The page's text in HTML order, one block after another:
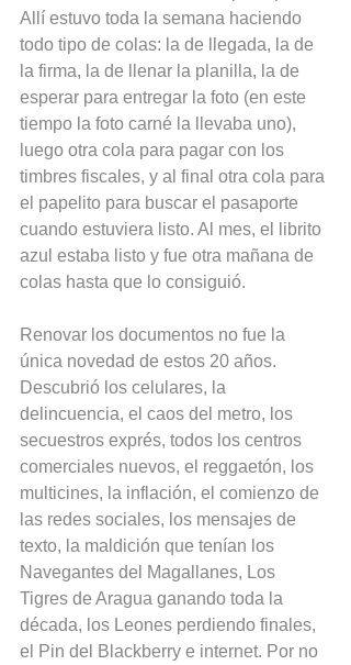
Allí estuvo toda la semana haciendo
todo tipo de colas: la de llegada, la de
la firma, la de llenar la planilla, la de
esperar para entregar la foto (en este
tiempo la foto carné la llevaba uno),
luego otra cola para pagar con los
timbres fiscales, y al final otra cola para
el papelito para buscar el pasaporte
cuando estuviera listo. Al mes, el librito
azul estaba listo y fue otra mañana de
colas hasta que lo consiguió.
Renovar los documentos no fue la
única novedad de estos 20 años.
Descubrió los celulares, la
delincuencia, el caos del metro, los
secuestros exprés, todos los centros
comerciales nuevos, el reggaetón, los
multicines, la inflación, el comienzo de
las redes sociales, los mensajes de
texto, la maldición que tenían los
Navegantes del Magallanes, Los
Tigres de Aragua ganando toda la
década, los Leones perdiendo finales,
el Pin del Blackberry e internet. Por no